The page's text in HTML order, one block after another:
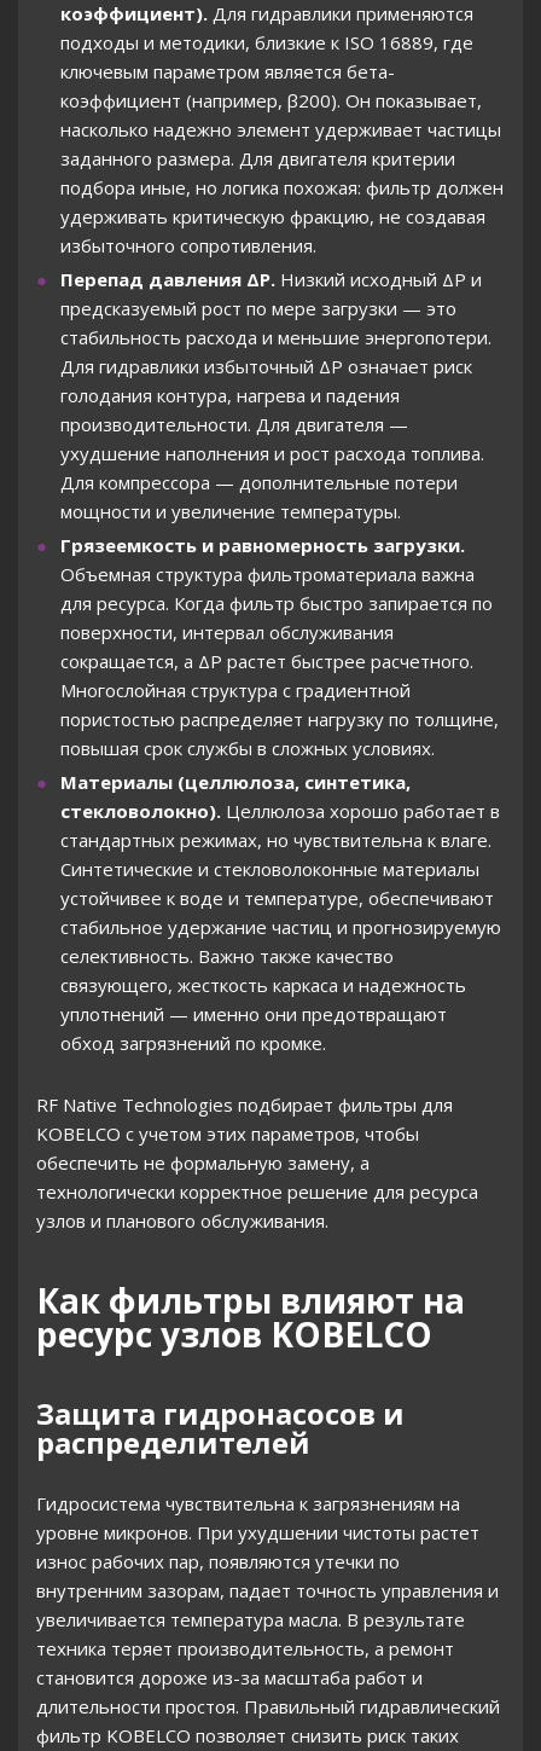
коэффициент). Для гидравлики применяются
подходы и методики, близкие к ISO 16889, где
ключевым параметром является бета-
коэффициент (например, β200). Он показывает,
насколько надежно элемент удерживает частицы
заданного размера. Для двигателя критерии
подбора иные, но логика похожая: фильтр должен
удерживать критическую фракцию, не создавая
избыточного сопротивления.
Перепад давления ΔP. Низкий исходный ΔP и
предсказуемый рост по мере загрузки — это
стабильность расхода и меньшие энергопотери.
Для гидравлики избыточный ΔP означает риск
голодания контура, нагрева и падения
производительности. Для двигателя —
ухудшение наполнения и рост расхода топлива.
Для компрессора — дополнительные потери
мощности и увеличение температуры.
Грязеемкость и равномерность загрузки.
Объемная структура фильтроматериала важна
для ресурса. Когда фильтр быстро запирается по
поверхности, интервал обслуживания
сокращается, а ΔP растет быстрее расчетного.
Многослойная структура с градиентной
пористостью распределяет нагрузку по толщине,
повышая срок службы в сложных условиях.
Материалы (целлюлоза, синтетика,
стекловолокно). Целлюлоза хорошо работает в
стандартных режимах, но чувствительна к влаге.
Синтетические и стекловолоконные материалы
устойчивее к воде и температуре, обеспечивают
стабильное удержание частиц и прогнозируемую
селективность. Важно также качество
связующего, жесткость каркаса и надежность
уплотнений — именно они предотвращают
обход загрязнений по кромке.
RF Native Technologies подбирает фильтры для
KOBELCO с учетом этих параметров, чтобы
обеспечить не формальную замену, а
технологически корректное решение для ресурса
узлов и планового обслуживания.
Как фильтры влияют на
ресурс узлов KOBELCO
Защита гидронасосов и
распределителей
Гидросистема чувствительна к загрязнениям на
уровне микронов. При ухудшении чистоты растет
износ рабочих пар, появляются утечки по
внутренним зазорам, падает точность управления и
увеличивается температура масла. В результате
техника теряет производительность, а ремонт
становится дороже из-за масштаба работ и
длительности простоя. Правильный гидравлический
фильтр KOBELCO позволяет снизить риск таких